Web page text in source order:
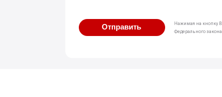
Отправить
Нажимая на кнопку
Федерального